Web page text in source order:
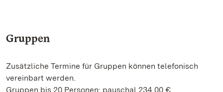
Gruppen
Zusätzliche Termine für Gruppen können telefonisch
vereinbart werden.
Gruppen bis 20 Personen: pauschal 234,00 €